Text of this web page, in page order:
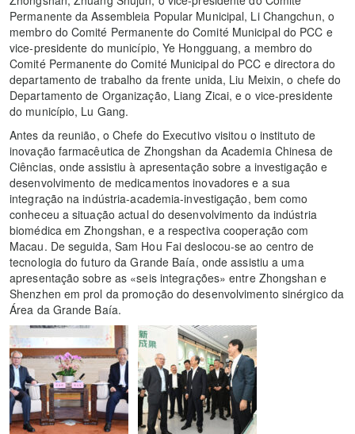
Permanente da Assembleia Popular Municipal, Li Changchun, o
membro do Comité Permanente do Comité Municipal do PCC e
vice-presidente do município, Ye Hongguang, a membro do
Comité Permanente do Comité Municipal do PCC e directora do
departamento de trabalho da frente unida, Liu Meixin, o chefe do
Departamento de Organização, Liang Zicai, e o vice-presidente
do município, Lu Gang.
Antes da reunião, o Chefe do Executivo visitou o instituto de
inovação farmacêutica de Zhongshan da Academia Chinesa de
Ciências, onde assistiu à apresentação sobre a investigação e
desenvolvimento de medicamentos inovadores e a sua
integração na indústria-academia-investigação, bem como
conheceu a situação actual do desenvolvimento da indústria
biomédica em Zhongshan, e a respectiva cooperação com
Macau. De seguida, Sam Hou Fai deslocou-se ao centro de
tecnologia do futuro da Grande Baía, onde assistiu a uma
apresentação sobre as «seis integrações» entre Zhongshan e
Shenzhen em prol da promoção do desenvolvimento sinérgico da
Área da Grande Baía.